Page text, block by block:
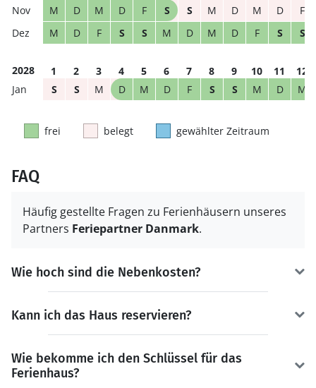
M D M D F S S M D M D
F
M
D F S S M D M D F S S
2028 1 2 3 4 5 6 7 8 9 10 11
12
S
S M D M D F S S M D M
frei belegt gewählter Zeitraum
FAQ
Häufig gestellte Fragen zu Ferienhäusern unseres
Partners Feriepartner Danmark.
Wie hoch sind die Nebenkosten?
Kann ich das Haus reservieren?
Wie bekomme ich den Schlüssel für das
Ferienhaus?